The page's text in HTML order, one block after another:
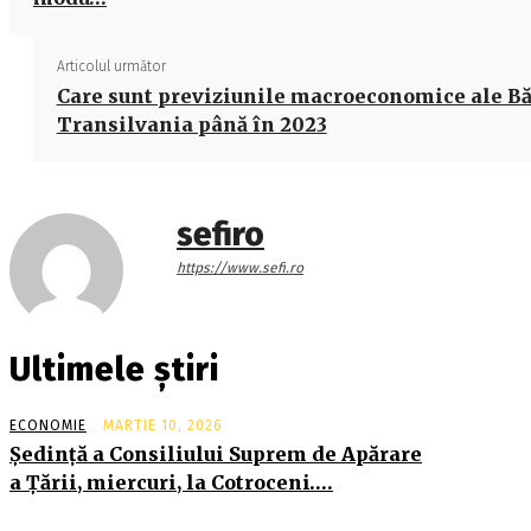
Articolul următor
Care sunt previziunile macroeconomice ale
Transilvania până în 2023
sefiro
https://www.sefi.ro
Ultimele știri
ECONOMIE MARTIE 10, 2026
Şedinţă a Consiliului Suprem de Apărare
a Ţării, miercuri, la Cotroceni….